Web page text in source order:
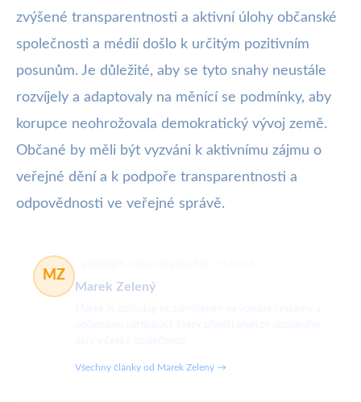
zvýšené transparentnosti a aktivní úlohy občanské
společnosti a médií došlo k určitým pozitivním
posunům. Je důležité, aby se tyto snahy neustále
rozvíjely a adaptovaly na měnící se podmínky, aby
korupce neohrožovala demokratický vývoj země.
Občané by měli být vyzváni k aktivnímu zájmu o
veřejné dění a k podpoře transparentnosti a
odpovědnosti ve veřejné správě.
MZ
Marek Zelený
Všechny články od Marek Zelený →